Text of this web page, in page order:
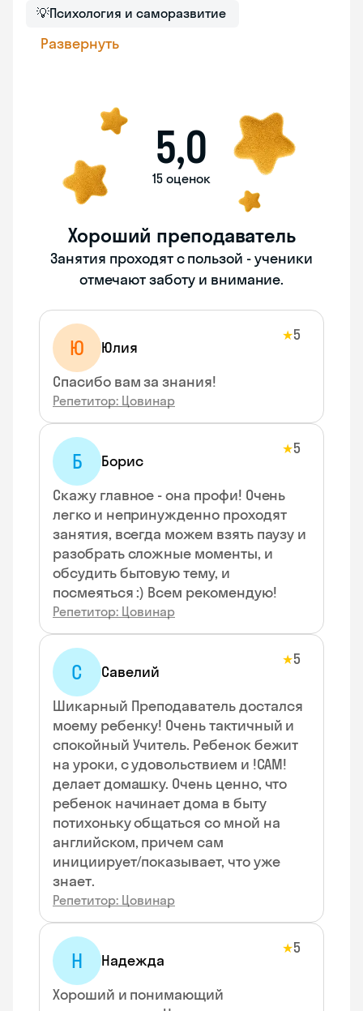
💡Психология и саморазвитие
Развернуть
5,0
15 оценок
Хороший преподаватель
Занятия проходят с пользой - ученики
отмечают заботу и внимание.
Ю Юлия
★5
Спасибо вам за знания!
Репетитор: Цовинар
Б Борис
★5
Скажу главное - она профи! Очень
легко и непринужденно проходят
занятия, всегда можем взять паузу и
разобрать сложные моменты, и
обсудить бытовую тему, и
посмеяться :) Всем рекомендую!
Репетитор: Цовинар
С Савелий
★5
Шикарный Преподаватель достался
моему ребенку! Очень тактичный и
спокойный Учитель. Ребенок бежит
на уроки, с удовольствием и !САМ!
делает домашку. Очень ценно, что
ребенок начинает дома в быту
потихоньку общаться со мной на
английском, причем сам
инициирует/показывает, что уже
знает.
Репетитор: Цовинар
Н Надежда
★5
Хороший и понимающий